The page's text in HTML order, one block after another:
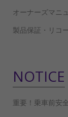
オーナーズマニ
製品保証・リコ
NOTICE
重要！乗車前安